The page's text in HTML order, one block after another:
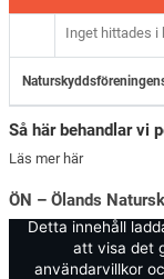
Inget hittades i
Så här behandlar vi
Läs mer här
ÖN – Ölands
Detta innehåll
att visa det
användarvillkor